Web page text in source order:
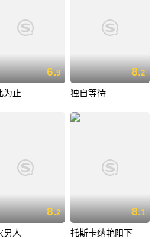
6.9
为止
8.2
独自等待
8.2
男人
8.1
托斯卡纳艳阳下